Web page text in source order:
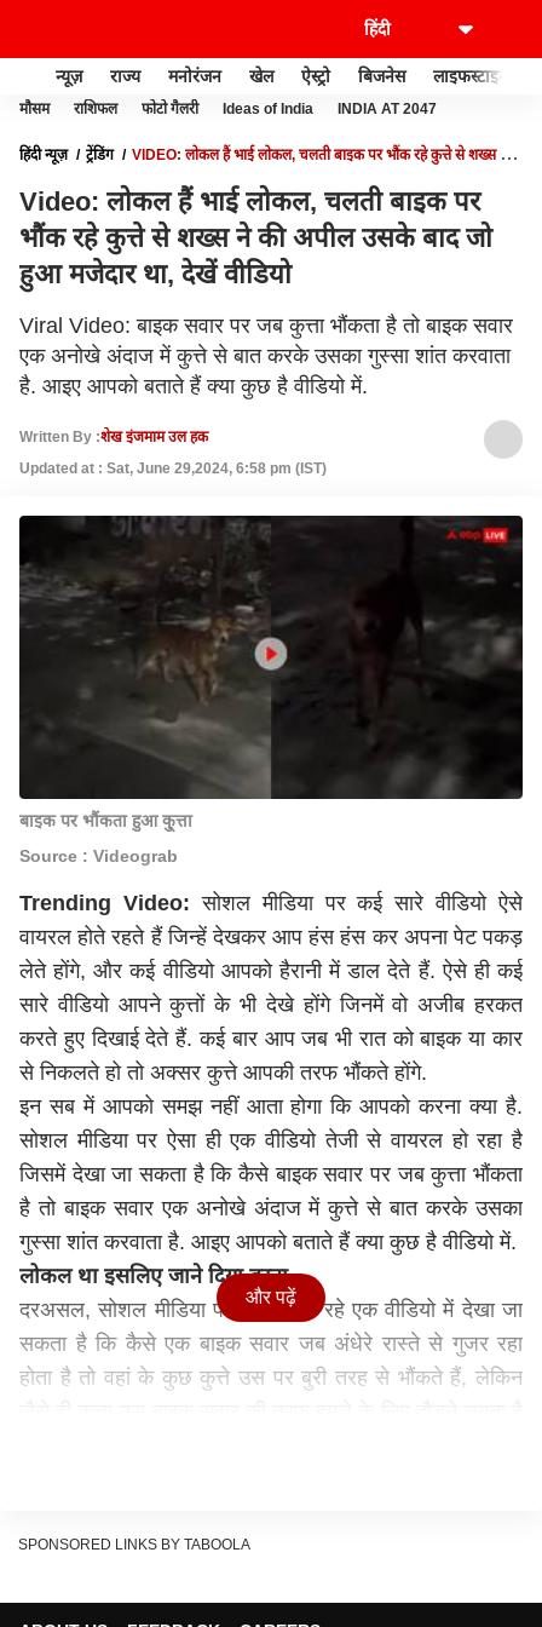
न्यूज़ राज्य मनोरंजन खेल ऐस्ट्रो बिजनेस लाइफस्टाइल
मौसम राशिफल फोटो गैलरी Ideas of India INDIA AT 2047
हिंदी न्यूज़ ट्रेंडिंग
VIDEO: लोकल हैं भाई लोकल, चलती बाइक पर भौंक रहे कुत्ते से शख्स ने
Video: लोकल हैं भाई लोकल, चलती बाइक पर
भौंक रहे कुत्ते से शख्स ने की अपील उसके बाद जो
हुआ मजेदार था, देखें वीडियो
Viral Video: बाइक सवार पर जब कुत्ता भौंकता है तो बाइक सवार
एक अनोखे अंदाज में कुत्ते से बात करके उसका गुस्सा शांत करवाता
है. आइए आपको बताते हैं क्या कुछ है वीडियो में.
Written By :शेख इंजमाम उल हक
Updated at : Sat, June 29,2024, 6:58 pm (IST)
बाइक पर भौंकता हुआ कु्त्ता
Source : Videograb
Trending Video: सोशल मीडिया पर कई सारे वीडियो ऐसे
वायरल होते रहते हैं जिन्हें देखकर आप हंस हंस कर अपना पेट पकड़
लेते होंगे, और कई वीडियो आपको हैरानी में डाल देते हैं. ऐसे ही कई
सारे वीडियो आपने कुत्तों के भी देखे होंगे जिनमें वो अजीब हरकत
करते हुए दिखाई देते हैं. कई बार आप जब भी रात को बाइक या कार
से निकलते हो तो अक्सर कुत्ते आपकी तरफ भौंकते होंगे.
इन सब में आपको समझ नहीं आता होगा कि आपको करना क्या है.
सोशल मीडिया पर ऐसा ही एक वीडियो तेजी से वायरल हो रहा है
जिसमें देखा जा सकता है कि कैसे बाइक सवार पर जब कुत्ता भौंकता
है तो बाइक सवार एक अनोखे अंदाज में कुत्ते से बात करके उसका
गुस्सा शांत करवाता है. आइए आपको बताते हैं क्या कुछ है वीडियो में.
लोकल था इसलिए जाने दिया वरना....
दरअसल, सोशल मीडिया पर वायरल हो रहे एक वीडियो में देखा जा
सकता है कि कैसे एक बाइक सवार जब अंधेरे रास्ते से गुजर रहा
होता है तो वहां के कुछ कुत्ते उस पर बुरी तरह से भौंकते हैं, लेकिन
लोकल का मतलब अक्सर ये होता है कि जहां पर इंसान रहता है उसे
और पढ़ें
SPONSORED LINKS BY TABOOLA